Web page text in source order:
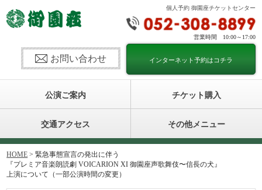
個人予約 御園座チケットセンター
営業時間 10:00～17:00
インターネット予約はコチラ
お問い合わせ
公演ご案内 チケット購入
交通アクセス その他メニュー
HOME > 緊急事態宣言の発出に伴う
『プレミア音楽朗読劇 VOICARION XI 御園座声歌舞伎〜信長の犬』
上演について（一部公演時間の変更）